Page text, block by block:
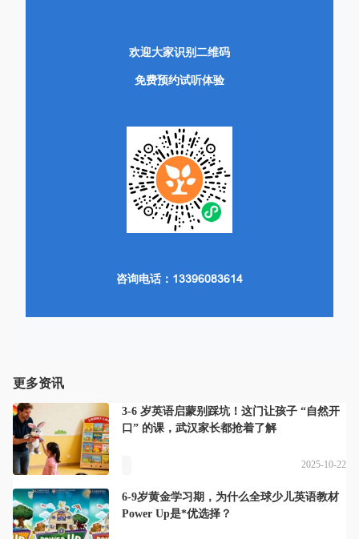
欢迎大家识别二维码
免费预约试听体验
咨询电话：13396083614
更多资讯
3-6 岁英语启蒙别踩坑！这门让孩子 “自然开
口” 的课，武汉家长都抢着了解
2025-10-22
6-9岁黄金学习期，为什么全球少儿英语教材
Power Up是*优选择？